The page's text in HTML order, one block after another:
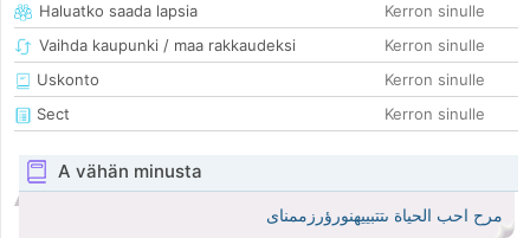
Haluatko saada lapsia
Kerron sinulle
Vaihda kaupunki / maa rakkaudeksi
Kerron sinulle
Uskonto
Kerron sinulle
Sect
Kerron sinulle
A vähän minusta
مرح احب الحياة ىتتبييهنورؤرزممناى